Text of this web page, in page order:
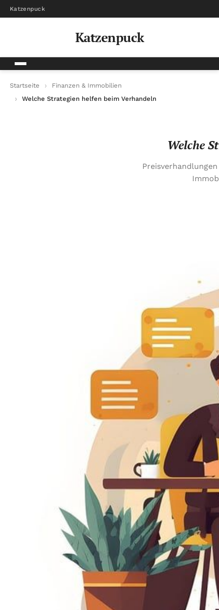
Katzenpuck
Katzenpuck
Startseite
Finanzen & Immobilien
Welche Strategien helfen beim Verhandeln des Kaufpreises?
Welche